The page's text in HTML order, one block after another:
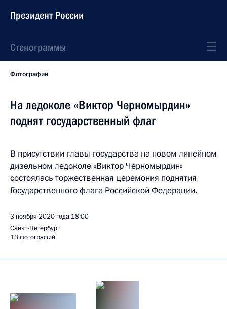
Президент России
Стенограммы
Фотографии
На ледоколе «Виктор Черномырдин»
поднят государственный флаг
В присутствии главы государства на новом линейном
дизельном ледоколе «Виктор Черномырдин»
состоялась торжественная церемония поднятия
Государственного флага Российской Федерации.
3 ноября 2020 года 18:00
Санкт-Петербург
13 фотографий